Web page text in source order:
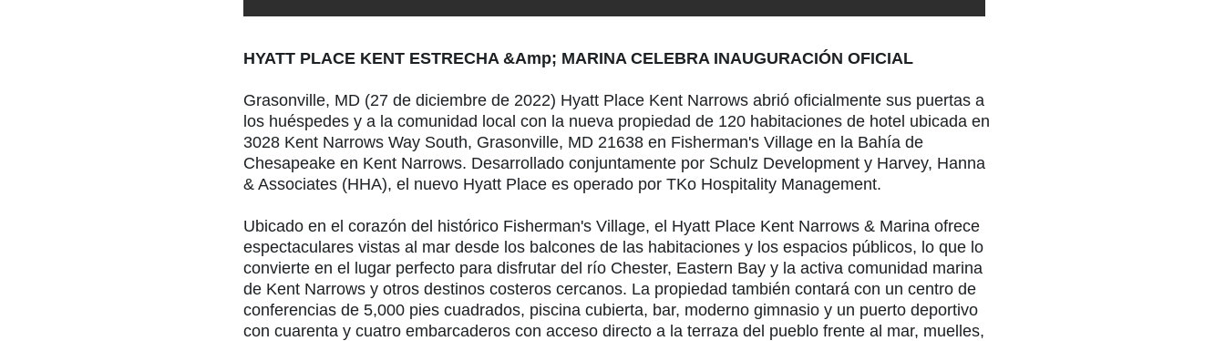
HYATT PLACE KENT ESTRECHA &Amp; MARINA CELEBRA INAUGURACIÓN OFICIAL
Grasonville, MD (27 de diciembre de 2022) Hyatt Place Kent Narrows abrió oficialmente sus puertas a
los huéspedes y a la comunidad local con la nueva propiedad de 120 habitaciones de hotel ubicada en
3028 Kent Narrows Way South, Grasonville, MD 21638 en Fisherman's Village en la Bahía de
Chesapeake en Kent Narrows. Desarrollado conjuntamente por Schulz Development y Harvey, Hanna
& Associates (HHA), el nuevo Hyatt Place es operado por TKo Hospitality Management.
Ubicado en el corazón del histórico Fisherman's Village, el Hyatt Place Kent Narrows & Marina ofrece
espectaculares vistas al mar desde los balcones de las habitaciones y los espacios públicos, lo que lo
convierte en el lugar perfecto para disfrutar del río Chester, Eastern Bay y la activa comunidad marina
de Kent Narrows y otros destinos costeros cercanos. La propiedad también contará con un centro de
conferencias de 5,000 pies cuadrados, piscina cubierta, bar, moderno gimnasio y un puerto deportivo
con cuarenta y cuatro embarcaderos con acceso directo a la terraza del pueblo frente al mar, muelles,